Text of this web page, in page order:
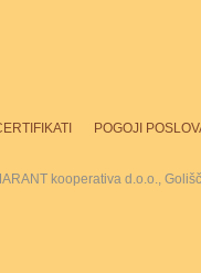
POGOJI
kooperativa d.o.o.,